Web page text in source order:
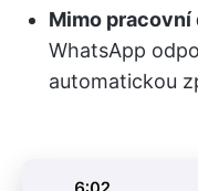
Mimo pracovní
WhatsApp
automatickou